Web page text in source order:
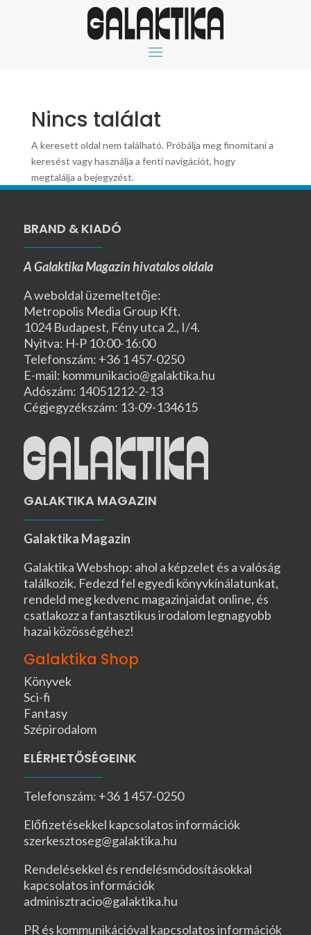
Nincs találat
A keresett oldal nem található. Próbálja meg finomítani a
keresést vagy használja a fenti navigációt, hogy
megtalálja a bejegyzést.
BRAND & KIADÓ
A Galaktika Magazin hivatalos oldala
A weboldal üzemeltetője:
Metropolis Media Group Kft.
1024 Budapest, Fény utca 2., I/4.
Nyitva: H-P 10:00-16:00
Telefonszám: +36 1 457-0250
E-mail: kommunikacio@galaktika.hu
Adószám: 14051212-2-13
Cégjegyzékszám: 13-09-134615
GALAKTIKA MAGAZIN
Galaktika Magazin
Galaktika Webshop: ahol a képzelet és a valóság
találkozik. Fedezd fel egyedi könyvkínálatunkat,
rendeld meg kedvenc magazinjaidat online, és
csatlakozz a fantasztikus irodalom legnagyobb
hazai közösségéhez!
Galaktika Shop
Könyvek
Sci-fi
Fantasy
Szépirodalom
ELÉRHETŐSÉGEINK
Telefonszám: +36 1 457-0250
Előfizetésekkel kapcsolatos információk
szerkesztoseg@galaktika.hu
Rendelésekkel és rendelésmódosításokkal
kapcsolatos információk
adminisztracio@galaktika.hu
PR és kommunikációval kapcsolatos információk